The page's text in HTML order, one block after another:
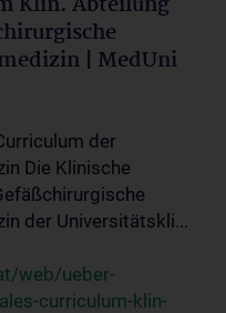
| MedUni
der
Die Klinische
der Universitätskli...
web/ueber-
curriculum-klin-